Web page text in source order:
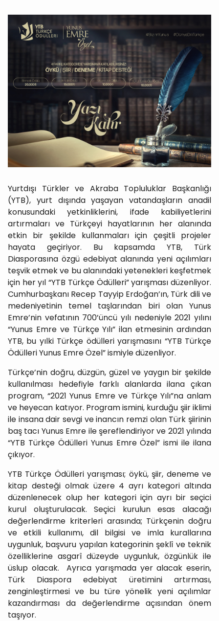
Yurtdışı Türkler ve Akraba Topluluklar Başkanlığı
(YTB), yurt dışında yaşayan vatandaşların anadil
konusundaki yetkinliklerini, ifade kabiliyetlerini
artırmaları ve Türkçeyi hayatlarının her alanında
etkin bir şekilde kullanmaları için çeşitli projeler
hayata geçiriyor. Bu kapsamda YTB, Türk
Diasporasına özgü edebiyat alanında yeni açılımları
teşvik etmek ve bu alanındaki yetenekleri keşfetmek
için her yıl “YTB Türkçe Ödülleri” yarışması düzenliyor.
Cumhurbaşkanı Recep Tayyip Erdoğan’ın, Türk dili ve
medeniyetinin temel taşlarından biri olan Yunus
Emre’nin vefatının 700’üncü yılı nedeniyle 2021 yılını
“Yunus Emre ve Türkçe Yılı” ilan etmesinin ardından
YTB, bu yılki Türkçe ödülleri yarışmasını “YTB Türkçe
Ödülleri Yunus Emre Özel” ismiyle düzenliyor.
Türkçe’nin doğru, düzgün, güzel ve yaygın bir şekilde
kullanılması hedefiyle farklı alanlarda ilana çıkan
program, “2021 Yunus Emre ve Türkçe Yılı”na anlam
ve heyecan katıyor. Program ismini, kurduğu şiir iklimi
ile insana dair sevgi ve inancın remzi olan Türk şiirinin
baş tacı Yunus Emre ile şereflendiriyor ve 2021 yılında
“YTB Türkçe Ödülleri Yunus Emre Özel” ismi ile ilana
çıkıyor.
YTB Türkçe Ödülleri yarışması; öykü, şiir, deneme ve
kitap desteği olmak üzere 4 ayrı kategori altında
düzenlenecek olup her kategori için ayrı bir seçici
kurul oluşturulacak. Seçici kurulun esas alacağı
değerlendirme kriterleri arasında; Türkçenin doğru
ve etkili kullanımı, dil bilgisi ve imla kurallarına
uygunluk, başvuru yapılan kategorinin şeklî ve teknik
özelliklerine asgarî düzeyde uygunluk, özgünlük ile
üslup olacak. Ayrıca yarışmada yer alacak eserin,
Türk Diaspora edebiyat üretimini artırması,
zenginleştirmesi ve bu türe yönelik yeni açılımlar
kazandırması da değerlendirme açısından önem
taşıyor.